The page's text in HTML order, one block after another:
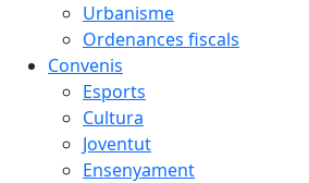
Urbanisme
Ordenances fiscals
Convenis
Esports
Cultura
Joventut
Ensenyament